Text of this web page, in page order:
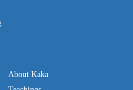
About Kaka